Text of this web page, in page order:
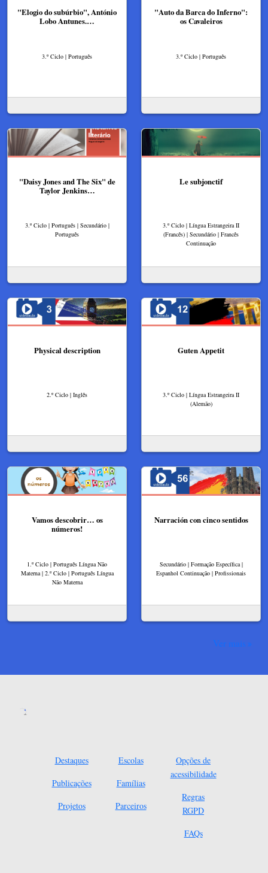
"Elogio do subúrbio", António
Lobo Antunes.…
3.º Ciclo | Português
"Auto da Barca do Inferno":
os Cavaleiros
3.º Ciclo | Português
"Daisy Jones and The Six" de
Taylor Jenkins…
3.º Ciclo | Português | Secundário |
Português
Le subjonctif
3.º Ciclo | Língua Estrangeira II
(Francês) | Secundário | Francês
Continuação
Physical description
2.º Ciclo | Inglês
Guten Appetit
3.º Ciclo | Língua Estrangeira II
(Alemão)
Vamos descobrir… os
números!
1.º Ciclo | Português Língua Não
Materna | 2.º Ciclo | Português Língua
Não Materna
Narración con cinco sentidos
Secundário | Formação Específica |
Espanhol Continuação | Profissionais
Ver mais
Destaques
Publicações
Projetos
Escolas
Famílias
Parceiros
Opções de
acessibilidade
Regras
RGPD
FAQs